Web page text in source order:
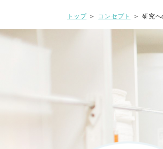
トップ コンセプト 研究へ